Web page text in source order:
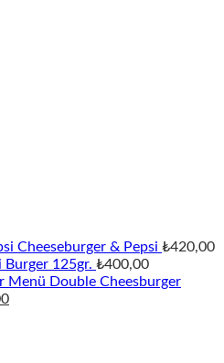
Cheeseburger & Pepsi ₺420,00
Burger 125gr. ₺400,00
Double Cheesburger
Şu